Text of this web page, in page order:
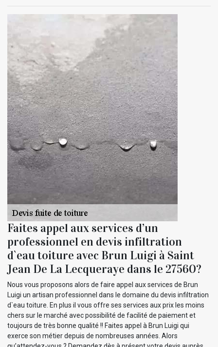
Faites appel aux services d’un
professionnel en devis infiltration
d`eau toiture avec Brun Luigi à Saint
Jean De La Lecqueraye dans le 27560?
Nous vous proposons alors de faire appel aux services de Brun
Luigi un artisan professionnel dans le domaine du devis infiltration
d`eau toiture. En plus il vous offre ses services aux prix les moins
chers sur le marché avec possibilité de facilité de paiement et
toujours de très bonne qualité !! Faites appel à Brun Luigi qui
exerce son métier depuis de nombreuses années. Alors